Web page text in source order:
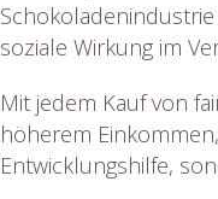
soziale Wirkung im
Mit jedem Kauf von
höherem
Entwicklungshilfe,